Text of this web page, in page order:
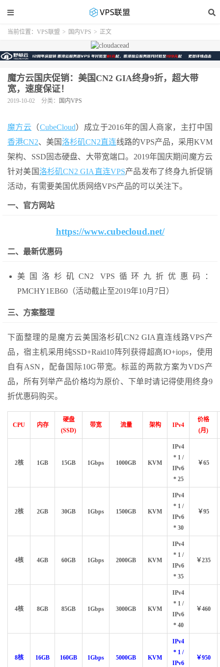
当前位置： VPS联盟 > 国内VPS > 正文
魔方云国庆促销：美国CN2 GIA终身9折，超大带
宽，速度保证！
2019-10-02 分类： 国内VPS
魔方云 （CubeCloud）成立于2016年的国人商家，主打中国
香港CN2、美国洛杉矶CN2直连线路的VPS产品，采用KVM
架构、SSD固态硬盘、大带宽端口。2019年国庆期间魔方云
针对美国洛杉矶CN2 GIA直连VPS产品发布了终身九折促销
活动，有需要美国优质网络VPS产品的可以关注下。
一、官方网站
https://www.cubecloud.net/
二、最新优惠码
美国洛杉矶CN2 VPS循环九折优惠码：
PMCHY1EB60（活动截止至2019年10月7日）
三、方案整理
下面整理的是魔方云美国洛杉矶CN2 GIA直连线路VPS产
品，宿主机采用纯SSD+Raid10阵列获得超高IO+iops，使用
自有ASN，配备国际10G带宽。标蓝的两款方案为VDS产
品，所有列举产品价格均为原价、下单时请记得使用终身9
折优惠码购买。
CPU 内存
硬盘
(SSD)
带宽 流量 架构 IPv4
价格
(月)
2核 1GB 15GB 1Gbps 1000GB KVM
IPv4
* 1 /
IPv6
* 25
￥65
2核 2GB 30GB 1Gbps 1500GB KVM
IPv4
* 1 /
IPv6
* 30
￥95
4核 4GB 60GB 1Gbps 2000GB KVM
IPv4
* 1 /
IPv6
* 35
￥235
4核 8GB 85GB 1Gbps 3000GB KVM
IPv4
* 1 /
IPv6
* 40
￥460
8核 16GB 160GB 1Gbps 5000GB KVM
IPv4
* 1 /
IPv6
￥950